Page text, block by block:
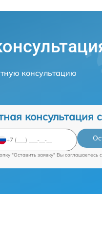
консультацию
консультация
"Оставить заявку" Вы соглашаетесь c